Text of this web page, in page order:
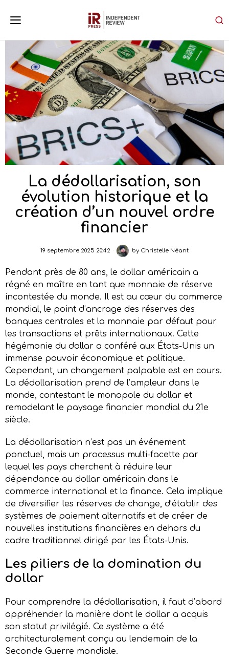
La dédollarisation, son
évolution historique et la
création d’un nouvel ordre
financier
19 septembre 2025 20:42 by Christelle Néant
Pendant près de 80 ans, le dollar américain a
régné en maître en tant que monnaie de réserve
incontestée du monde. Il est au cœur du commerce
mondial, le point d’ancrage des réserves des
banques centrales et la monnaie par défaut pour
les transactions et prêts internationaux. Cette
hégémonie du dollar a conféré aux États-Unis un
immense pouvoir économique et politique.
Cependant, un changement palpable est en cours.
La dédollarisation prend de l’ampleur dans le
monde, contestant le monopole du dollar et
remodelant le paysage financier mondial du 21e
siècle.
La dédollarisation n’est pas un événement
ponctuel, mais un processus multi-facette par
lequel les pays cherchent à réduire leur
dépendance au dollar américain dans le
commerce international et la finance. Cela implique
de diversifier les réserves de change, d’établir des
systèmes de paiement alternatifs et de créer de
nouvelles institutions financières en dehors du
cadre traditionnel dirigé par les États-Unis.
Les piliers de la domination du
dollar
Pour comprendre la dédollarisation, il faut d’abord
appréhender la manière dont le dollar a acquis
son statut privilégié. Ce système a été
architecturalement conçu au lendemain de la
Seconde Guerre mondiale.